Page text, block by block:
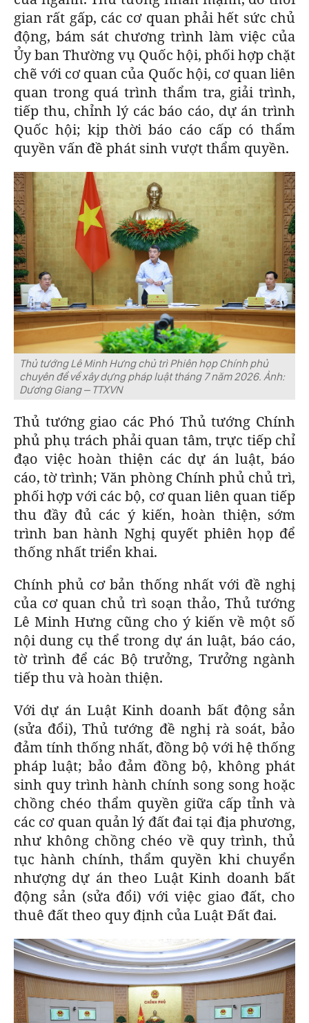
gian rất gấp, các cơ quan phải hết sức chủ
động, bám sát chương trình làm việc của
Ủy ban Thường vụ Quốc hội, phối hợp chặt
chẽ với cơ quan của Quốc hội, cơ quan liên
quan trong quá trình thẩm tra, giải trình,
tiếp thu, chỉnh lý các báo cáo, dự án trình
Quốc hội; kịp thời báo cáo cấp có thẩm
quyền vấn đề phát sinh vượt thẩm quyền.
Thủ tướng Lê Minh Hưng chủ trì Phiên họp Chính phủ
chuyên đề về xây dựng pháp luật tháng 7 năm 2026. Ảnh:
Dương Giang – TTXVN
Thủ tướng giao các Phó Thủ tướng Chính
phủ phụ trách phải quan tâm, trực tiếp chỉ
đạo việc hoàn thiện các dự án luật, báo
cáo, tờ trình; Văn phòng Chính phủ chủ trì,
phối hợp với các bộ, cơ quan liên quan tiếp
thu đầy đủ các ý kiến, hoàn thiện, sớm
trình ban hành Nghị quyết phiên họp để
thống nhất triển khai.
Chính phủ cơ bản thống nhất với đề nghị
của cơ quan chủ trì soạn thảo, Thủ tướng
Lê Minh Hưng cũng cho ý kiến về một số
nội dung cụ thể trong dự án luật, báo cáo,
tờ trình để các Bộ trưởng, Trưởng ngành
tiếp thu và hoàn thiện.
Với dự án Luật Kinh doanh bất động sản
(sửa đổi), Thủ tướng đề nghị rà soát, bảo
đảm tính thống nhất, đồng bộ với hệ thống
pháp luật; bảo đảm đồng bộ, không phát
sinh quy trình hành chính song song hoặc
chồng chéo thẩm quyền giữa cấp tỉnh và
các cơ quan quản lý đất đai tại địa phương,
như không chồng chéo về quy trình, thủ
tục hành chính, thẩm quyền khi chuyển
nhượng dự án theo Luật Kinh doanh bất
động sản (sửa đổi) với việc giao đất, cho
thuê đất theo quy định của Luật Đất đai.